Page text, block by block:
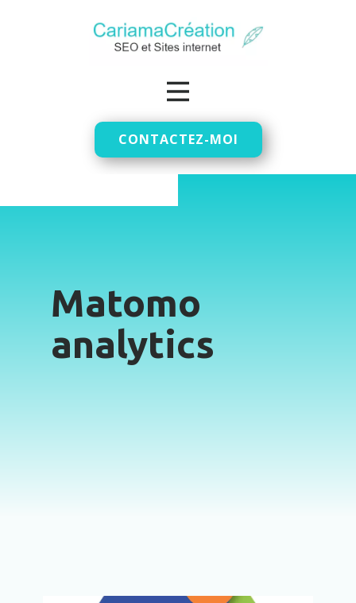
CONTACTEZ-MOI
Matomo
analytics